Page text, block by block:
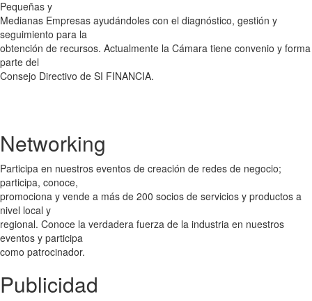
Pequeñas y
Medianas Empresas ayudándoles con el diagnóstico, gestión y
seguimiento para la
obtención de recursos. Actualmente la Cámara tiene convenio y forma
parte del
Consejo Directivo de SI FINANCIA.
Networking
Participa en nuestros eventos de creación de redes de negocio;
participa, conoce,
promociona y vende a más de 200 socios de servicios y productos a
nivel local y
regional. Conoce la verdadera fuerza de la industria en nuestros
eventos y participa
como patrocinador.
Publicidad